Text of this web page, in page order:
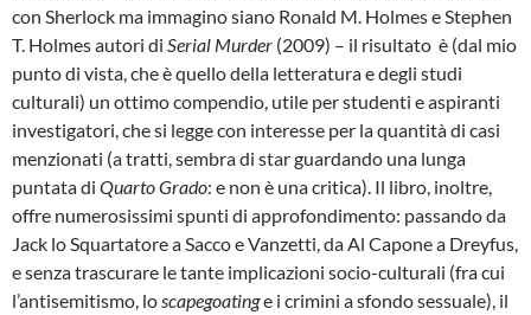
con Sherlock ma immagino siano Ronald M. Holmes e Stephen
T. Holmes autori di Serial Murder (2009) – il risultato è (dal mio
punto di vista, che è quello della letteratura e degli studi
culturali) un ottimo compendio, utile per studenti e aspiranti
investigatori, che si legge con interesse per la quantità di casi
menzionati (a tratti, sembra di star guardando una lunga
puntata di Quarto Grado: e non è una critica). Il libro, inoltre,
offre numerosissimi spunti di approfondimento: passando da
Jack lo Squartatore a Sacco e Vanzetti, da Al Capone a Dreyfus,
e senza trascurare le tante implicazioni socio-culturali (fra cui
l’antisemitismo, loscapegoatinge i crimini a sfondo sessuale), il